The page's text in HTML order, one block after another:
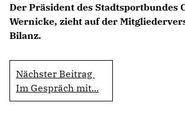
Der Präsident des Stadtsportbundes
Wernicke, zieht auf der
Bilanz.
Nächster Beitrag
Im Gespräch mit...